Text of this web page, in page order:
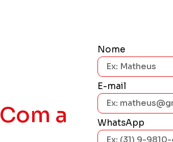
Com a
Nome
E-mail
WhatsApp